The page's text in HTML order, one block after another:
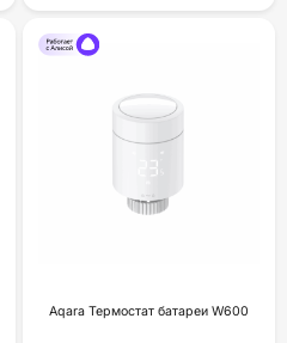
Aqara Термостат батареи W600